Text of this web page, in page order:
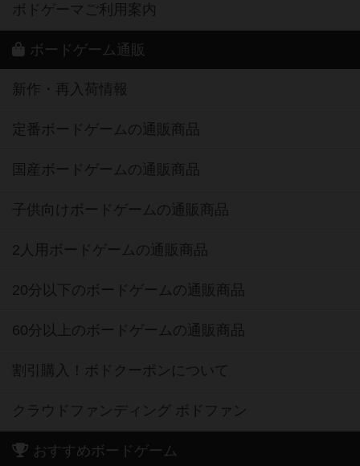
ボドゲーマご利用案内
ボードゲーム通販
新作・再入荷情報
定番ボードゲームの通販商品
国産ボードゲームの通販商品
子供向けボードゲームの通販商品
2人用ボードゲームの通販商品
20分以下のボードゲームの通販商品
60分以上のボードゲームの通販商品
割引購入！ボドクーポンについて
クラウドファンディング ボドファン
おすすめボードゲーム